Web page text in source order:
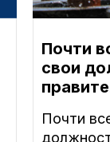
Почти
свои
Почти